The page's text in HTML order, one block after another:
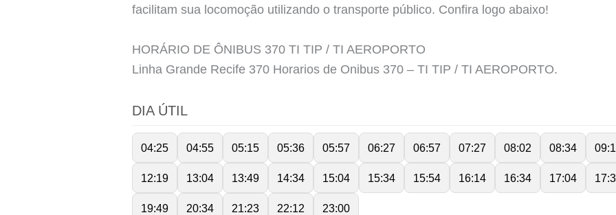
facilitam sua locomoção utilizando o transporte público. Confira logo abaixo!
HORÁRIO DE ÔNIBUS 370 TI TIP / TI AEROPORTO
Linha Grande Recife 370 Horarios de Onibus 370 – TI TIP / TI AEROPORTO.
DIA ÚTIL
04:25 04:55 05:15 05:36 05:57 06:27 06:57 07:27 08:02 08:34
12:19 13:04 13:49 14:34 15:04 15:34 15:54 16:14 16:34 17:04
19:49 20:34 21:23 22:12 23:00